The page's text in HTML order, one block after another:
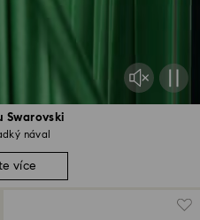
Swarovski
nával
více